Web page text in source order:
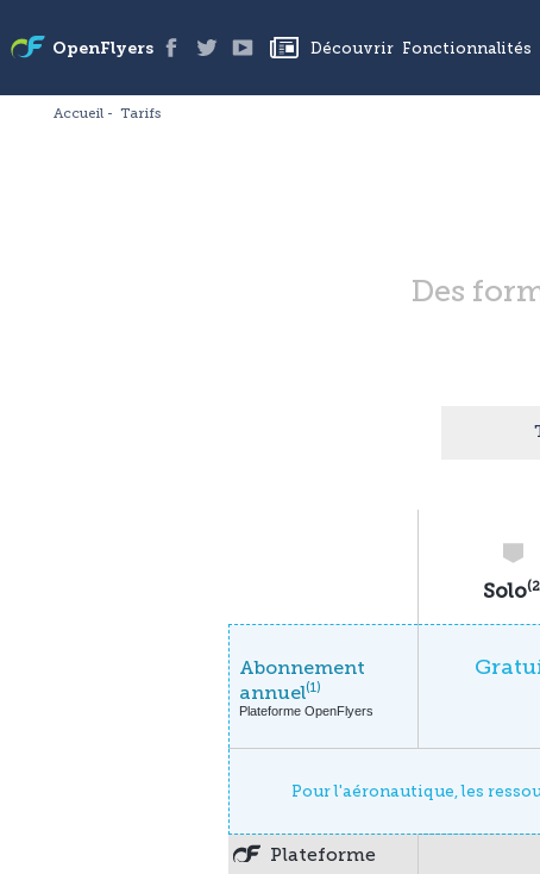
OpenFlyers Découvrir Fonctionnalités
Accueil Tarifs
Des
Solo
Abonnement
annuel(1)
Plateforme OpenFlyers
Pour l'aéronautique, les
Plateforme